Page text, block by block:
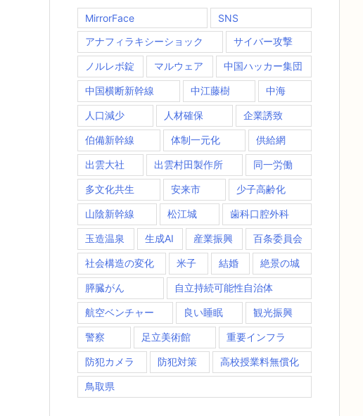
MirrorFace
SNS
アナフィラキシーショック
サイバー攻撃
ノルレボ錠 マルウェア 中国ハッカー集団
中国横断新幹線 中江藤樹 中海
人口減少 人材確保 企業誘致
伯備新幹線 体制一元化 供給網
出雲大社 出雲村田製作所 同一労働
多文化共生 安来市 少子高齢化
山陰新幹線 松江城 歯科口腔外科
玉造温泉 生成AI 産業振興 百条委員会
社会構造の変化 米子 結婚 絶景の城
膵臓がん 自立持続可能性自治体
航空ベンチャー 良い睡眠 観光振興
警察 足立美術館 重要インフラ
防犯カメラ 防犯対策 高校授業料無償化
鳥取県